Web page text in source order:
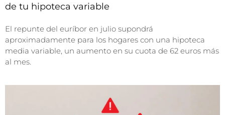
de tu hipoteca variable
El repunte del euríbor en julio supondrá
aproximadamente para los hogares con una hipoteca
media variable, un aumento en su cuota de 62 euros más
al mes.